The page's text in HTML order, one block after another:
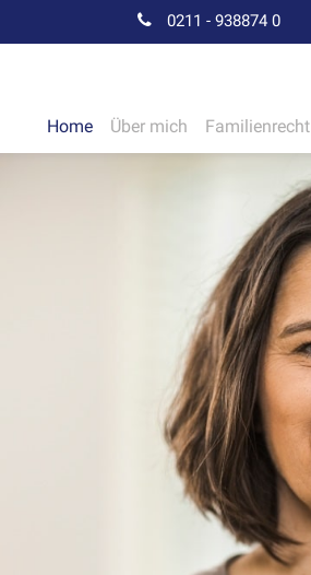
0211 - 938874 0
Home Über mich Familienrecht